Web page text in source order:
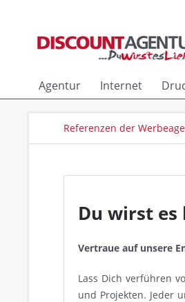
Agentur Internet
Referenzen der
Du wirst es
Vertraue auf unsere
Lass Dich verführen
und Projekten. Jeder